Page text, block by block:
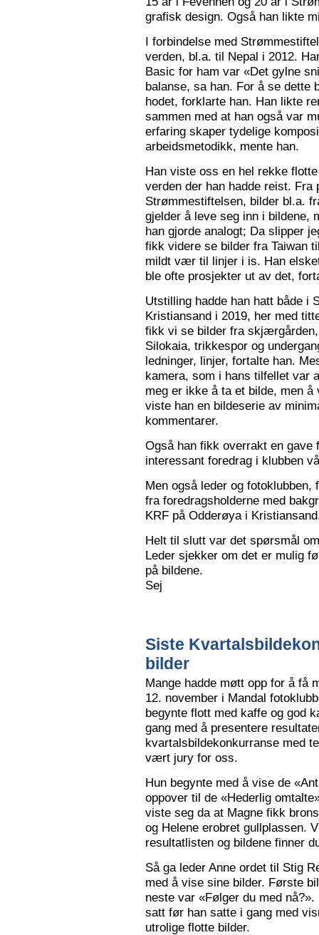
grafisk design. Også han likte
I forbindelse med
verden, bl.a. til Nepal i 2012.
Basic for ham var «Det gylne
balanse, sa han. For å se dette
hodet, forklarte han. Han likte
sammen med at han også var
erfaring skaper tydelige
arbeidsmetodikk, mente han.
Han viste oss en hel rekke
verden der han hadde reist. Fra
Strømmestiftelsen, bilder bl.a.
gjelder å leve seg inn i bildene,
han gjorde analogt; Da slipper
fikk videre se bilder fra Taiwan
mildt vær til linjer i is. Han
ble ofte prosjekter ut av det,
Utstilling hadde han hatt både i
Kristiansand i 2019, her med
fikk vi se bilder fra
Silokaia, trikkespor og
ledninger, linjer, fortalte han.
kamera, som i hans tilfellet var
meg er ikke å ta et bilde, men
viste han en bildeserie av
kommentarer.
Også han fikk overrakt en gave
interessant foredrag i klubben
Men også leder og
fra foredragsholderne med
KRF på Odderøya i
Helt til slutt var det spørsmål
Leder sjekker om det er mulig
på bildene.
Sej
Siste
bilder
Mange hadde møtt opp for å få
12. november i Mandal
begynte flott med kaffe og god
gang med å presentere
kvartalsbildekonkurranse med
vært jury for oss.
Hun begynte med å vise de
oppover til de «Hederlig
viste seg da at Magne fikk
og Helene erobret gullplassen.
resultatlisten og bildene finner
Så ga leder Anne ordet til Stig
med å vise sine bilder. Første
neste var «Følger du med
satt før han satte i gang med
utrolige flotte bilder.